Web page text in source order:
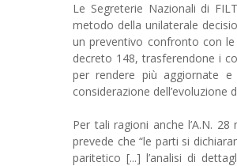
Le Segreterie Nazionali di
metodo della unilaterale
un preventivo confronto con
decreto 148, trasferendone i
per rendere più aggiornate
considerazione
Per tali ragioni anche l’A.N.
prevede che “le parti si
paritetico [...] l’analisi di